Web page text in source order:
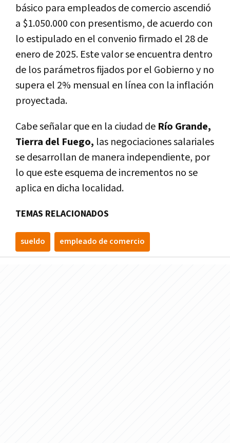
básico para empleados de comercio ascendió
a $1.050.000 con presentismo, de acuerdo con
lo estipulado en el convenio firmado el 28 de
enero de 2025. Este valor se encuentra dentro
de los parámetros fijados por el Gobierno y no
supera el 2% mensual en línea con la inflación
proyectada.
Cabe señalar que en la ciudad de Río Grande,
Tierra del Fuego, las negociaciones salariales
se desarrollan de manera independiente, por
lo que este esquema de incrementos no se
aplica en dicha localidad.
TEMAS RELACIONADOS
sueldo empleado de comercio